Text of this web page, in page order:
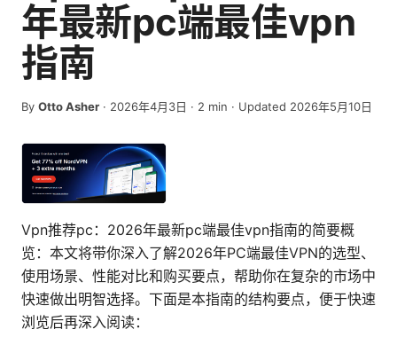
年最新pc端最佳vpn
指南
By Otto Asher · 2026年4月3日 · 2 min · Updated 2026年5月10日
Vpn推荐pc：2026年最新pc端最佳vpn指南的简要概
览：本文将带你深入了解2026年PC端最佳VPN的选型、
使用场景、性能对比和购买要点，帮助你在复杂的市场中
快速做出明智选择。下面是本指南的结构要点，便于快速
浏览后再深入阅读：